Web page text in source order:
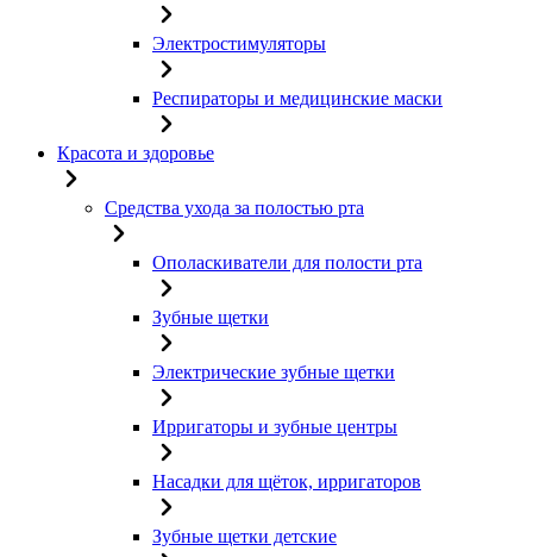
Электростимуляторы
Респираторы и медицинские маски
Красота и здоровье
Средства ухода за полостью рта
Ополаскиватели для полости рта
Зубные щетки
Электрические зубные щетки
Ирригаторы и зубные центры
Насадки для щёток, ирригаторов
Зубные щетки детские